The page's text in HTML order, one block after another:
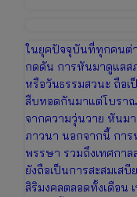
ในยุคปัจจุบันที่ทุกคนต่า
กดดัน การหันมาดูแลส
หรือวันธรรมสวนะ ถือ
สืบทอดกันมาแต่โบราณ
จากความวุ่นวาย หันม
ภาวนา นอกจากนี้ การ
พรรษา รวมถึงเทศกา
ยังถือเป็นการสะสมเส
สิริมงคลตลอดทั้งเดือน